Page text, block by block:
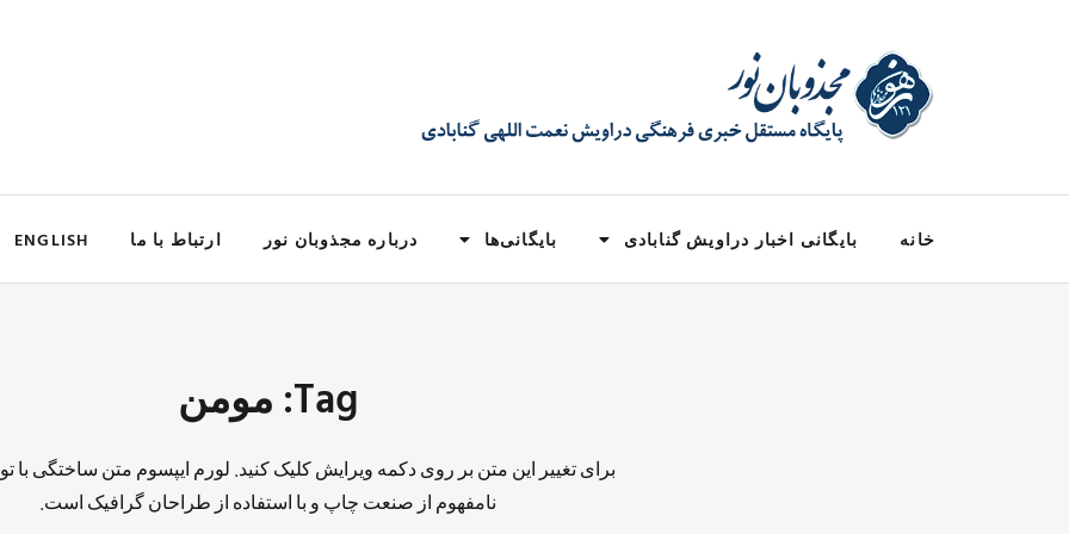
خانه بایگانی اخبار دراویش گنابادی بایگانی‌ها درباره مجذوبان نور ارتباط با ما ENGLISH
Tag: مومن
برای تغییر این متن بر روی دکمه ویرایش کلیک کنید. لورم ایپسوم متن ساختگی با
نامفهوم از صنعت چاپ و با استفاده از طراحان گرافیک است.